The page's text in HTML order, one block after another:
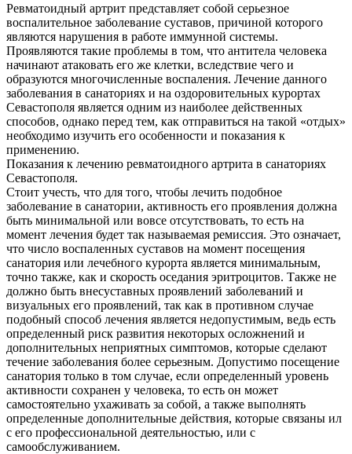
Ревматоидный артрит представляет собой серьезное
воспалительное заболевание суставов, причиной которого
являются нарушения в работе иммунной системы.
Проявляются такие проблемы в том, что антитела человека
начинают атаковать его же клетки, вследствие чего и
образуются многочисленные воспаления. Лечение данного
заболевания в санаториях и на оздоровительных курортах
Севастополя является одним из наиболее действенных
способов, однако перед тем, как отправиться на такой «отдых»
необходимо изучить его особенности и показания к
применению.
Показания к лечению ревматоидного артрита в санаториях
Севастополя.
Стоит учесть, что для того, чтобы лечить подобное
заболевание в санатории, активность его проявления должна
быть минимальной или вовсе отсутствовать, то есть на
момент лечения будет так называемая ремиссия. Это означает,
что число воспаленных суставов на момент посещения
санатория или лечебного курорта является минимальным,
точно также, как и скорость оседания эритроцитов. Также не
должно быть внесуставных проявлений заболеваний и
визуальных его проявлений, так как в противном случае
подобный способ лечения является недопустимым, ведь есть
определенный риск развития некоторых осложнений и
дополнительных неприятных симптомов, которые сделают
течение заболевания более серьезным. Допустимо посещение
санатория только в том случае, если определенный уровень
активности сохранен у человека, то есть он может
самостоятельно ухаживать за собой, а также выполнять
определенные дополнительные действия, которые связаны ил
с его профессиональной деятельностью, или с
самообслуживанием.